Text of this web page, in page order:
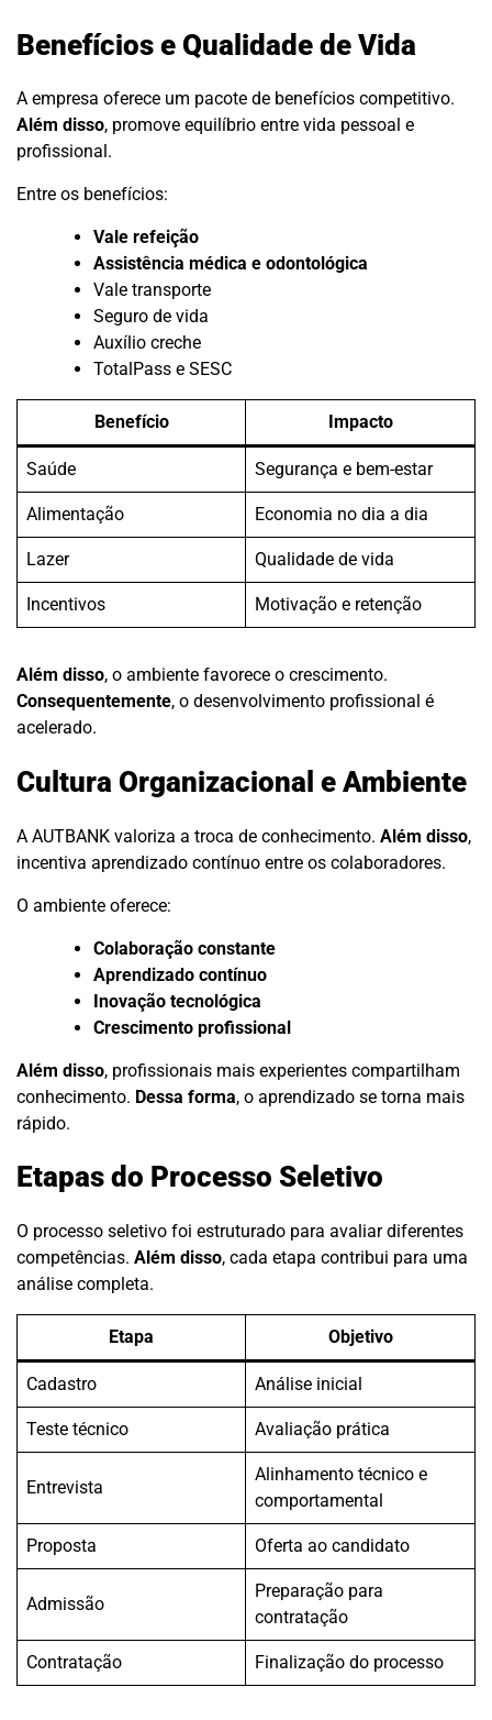
Benefícios e Qualidade de Vida
A empresa oferece um pacote de benefícios competitivo.
Além disso, promove equilíbrio entre vida pessoal e
profissional.
Entre os benefícios:
Vale refeição
Assistência médica e odontológica
Vale transporte
Seguro de vida
Auxílio creche
TotalPass e SESC
Benefício Impacto
Saúde Segurança e bem-estar
Alimentação Economia no dia a dia
Lazer Qualidade de vida
Incentivos Motivação e retenção
Além disso, o ambiente favorece o crescimento.
Consequentemente, o desenvolvimento profissional é
acelerado.
Cultura Organizacional e Ambiente
A AUTBANK valoriza a troca de conhecimento. Além disso,
incentiva aprendizado contínuo entre os colaboradores.
O ambiente oferece:
Colaboração constante
Aprendizado contínuo
Inovação tecnológica
Crescimento profissional
Além disso, profissionais mais experientes compartilham
conhecimento. Dessa forma, o aprendizado se torna mais
rápido.
Etapas do Processo Seletivo
O processo seletivo foi estruturado para avaliar diferentes
competências. Além disso, cada etapa contribui para uma
análise completa.
Etapa Objetivo
Cadastro Análise inicial
Teste técnico Avaliação prática
Entrevista
Alinhamento técnico e
comportamental
Proposta Oferta ao candidato
Admissão
Preparação para
contratação
Contratação Finalização do processo